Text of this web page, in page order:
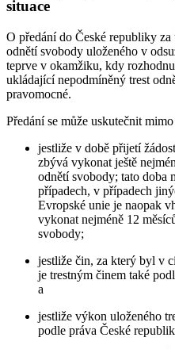
situace
O předání do České republiky
odnětí svobody uloženého v
teprve v okamžiku, kdy
ukládající nepodmíněný trest
pravomocné.
Předání se může uskutečnit
jestliže v době přijetí
zbývá vykonat ještě
odnětí svobody; tato doba
případech, v případech
Evropské unie je naopak
vykonat nejméně 12
svobody;
jestliže čin, za který byl v
je trestným činem také
a
jestliže výkon uloženého
podle práva České